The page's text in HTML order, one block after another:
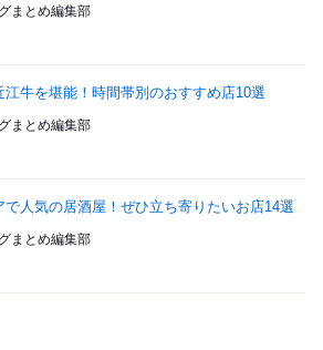
まとめ編集部
江牛を堪能！時間帯別のおすすめ店10選
まとめ編集部
で人気の居酒屋！ぜひ立ち寄りたいお店14選
まとめ編集部